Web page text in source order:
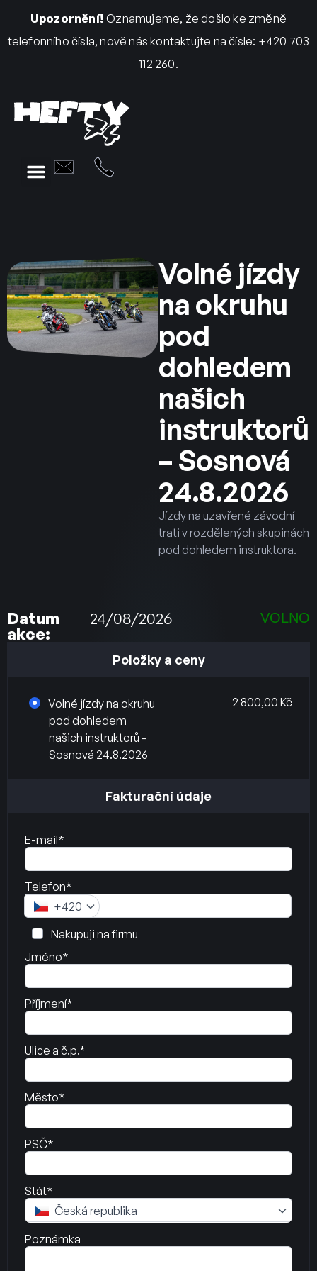
Upozornění! Oznamujeme, že došlo ke změně
telefonního čísla, nově nás kontaktujte na čísle: +420 703
112 260.
Volné jízdy
na okruhu
pod
dohledem
našich
instruktorů
– Sosnová
24.8.2026
Jízdy na uzavřené závodní
trati v rozdělených skupinách
pod dohledem instruktora.
Datum
akce:
24/08/2026 VOLNO
Položky a ceny
Volné jízdy na okruhu
pod dohledem
našich instruktorů -
Sosnová 24.8.2026
2 800,00 Kč
Fakturační údaje
E-mail*
Telefon*
+420
Nakupuji na firmu
Jméno*
Příjmení*
Ulice a č.p.*
Město*
PSČ*
Stát*
Česká republika
Poznámka